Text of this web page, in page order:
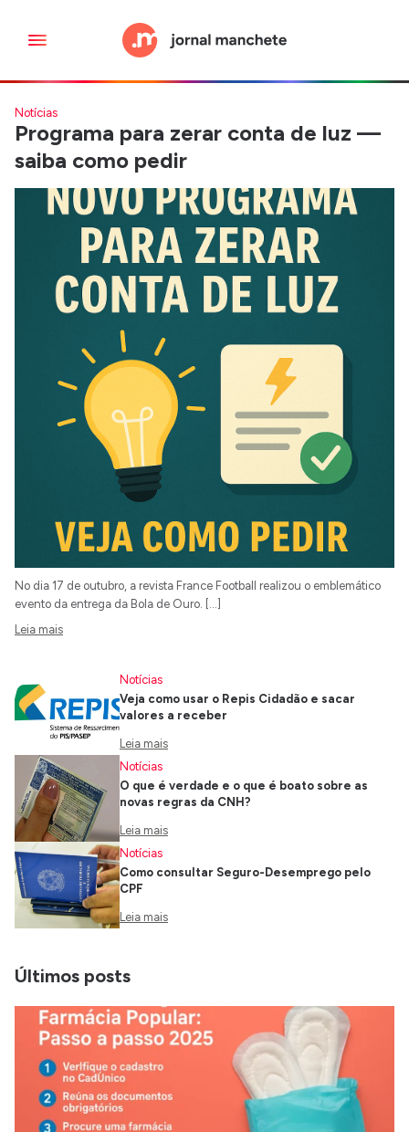
Notícias
Programa para zerar conta de luz —
saiba como pedir
No dia 17 de outubro, a revista France Football realizou o emblemático
evento da entrega da Bola de Ouro. […]
Leia mais
Notícias
Veja como usar o Repis Cidadão e sacar
valores a receber
Leia mais
Notícias
O que é verdade e o que é boato sobre as
novas regras da CNH?
Leia mais
Notícias
Como consultar Seguro-Desemprego pelo
CPF
Leia mais
Últimos posts